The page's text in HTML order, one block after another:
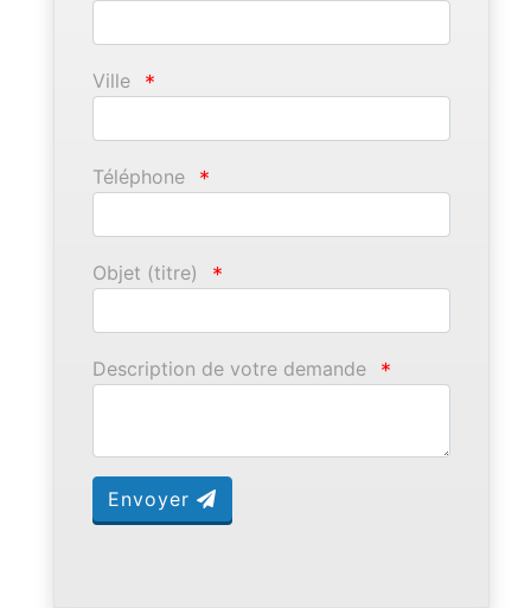
Ville *
Téléphone *
Objet (titre) *
Description de votre demande *
Envoyer